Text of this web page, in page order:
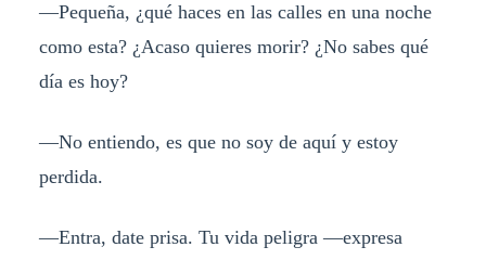
—Pequeña, ¿qué haces en las calles en una noche
como esta? ¿Acaso quieres morir? ¿No sabes qué
día es hoy?
—No entiendo, es que no soy de aquí y estoy
perdida.
—Entra, date prisa. Tu vida peligra —expresa